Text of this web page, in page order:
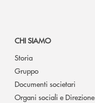
CHI SIAMO
Storia
Gruppo
Documenti societari
Organi sociali e Direzione